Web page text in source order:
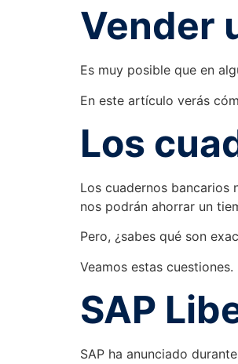
Vender
Es muy posible que en
En este artículo verás
Los
Los cuadernos bancarios
nos podrán ahorrar un
Pero, ¿sabes qué son
Veamos estas cuestiones.
SAP
SAP ha anunciado